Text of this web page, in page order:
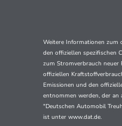
Weitere Informationen zum
den offiziellen spezifischen
zum Stromverbrauch neuer
offiziellen
Emissionen und den
entnommen werden, der an
"Deutschen Automobil
ist unter www.dat.de.